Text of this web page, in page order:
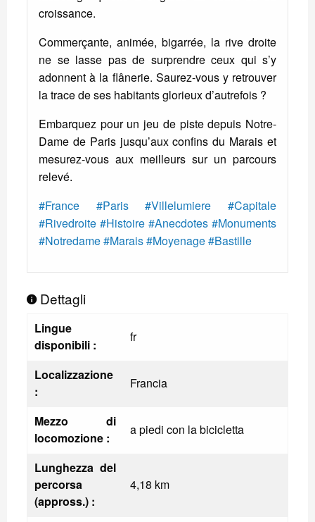
croissance.
Commerçante, animée, bigarrée, la rive droite
ne se lasse pas de surprendre ceux qui s’y
adonnent à la flânerie. Saurez-vous y retrouver
la trace de ses habitants glorieux d’autrefois ?
Embarquez pour un jeu de piste depuis Notre-
Dame de Paris jusqu’aux confins du Marais et
mesurez-vous aux meilleurs sur un parcours
relevé.
#France
#Paris #Villelumiere
#Capitale
#Rivedroite #Histoire #Anecdotes #Monuments
#Notredame#Marais#Moyenage#Bastille
Dettagli
Lingue
disponibili :
fr
Localizzazione
:
Francia
Mezzo di
locomozione :
a piedi con la bicicletta
Lunghezza del
percorsa
(appross.) :
4,18 km